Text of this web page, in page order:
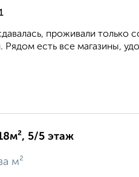
проживали
есть все магазины,
5/5 этаж
м²